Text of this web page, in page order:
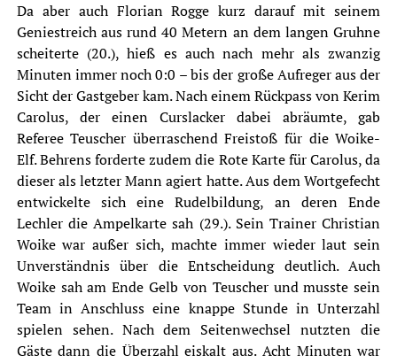
Da aber auch Florian Rogge kurz darauf mit seinem
Geniestreich aus rund 40 Metern an dem langen Gruhne
scheiterte (20.), hieß es auch nach mehr als zwanzig
Minuten immer noch 0:0 – bis der große Aufreger aus der
Sicht der Gastgeber kam. Nach einem Rückpass von Kerim
Carolus, der einen Curslacker dabei abräumte, gab
Referee Teuscher überraschend Freistoß für die Woike-
Elf. Behrens forderte zudem die Rote Karte für Carolus, da
dieser als letzter Mann agiert hatte. Aus dem Wortgefecht
entwickelte sich eine Rudelbildung, an deren Ende
Lechler die Ampelkarte sah (29.). Sein Trainer Christian
Woike war außer sich, machte immer wieder laut sein
Unverständnis über die Entscheidung deutlich. Auch
Woike sah am Ende Gelb von Teuscher und musste sein
Team in Anschluss eine knappe Stunde in Unterzahl
spielen sehen. Nach dem Seitenwechsel nutzten die
Gäste dann die Überzahl eiskalt aus. Acht Minuten war